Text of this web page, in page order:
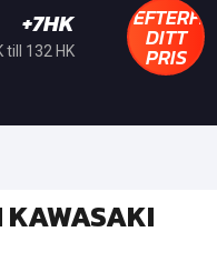
+7HK
till 132 HK DITT
PRIS
KAWASAKI